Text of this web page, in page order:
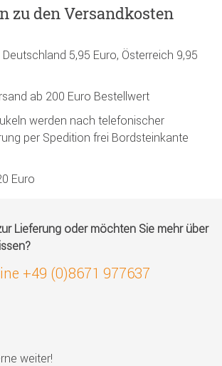
zu den Versandkosten
5,95 Euro, Österreich 9,95
ab 200 Euro Bestellwert
werden nach telefonischer
per Spedition frei Bordsteinkante
Euro
Lieferung oder möchten Sie mehr über
+49 (0)8671 977637
weiter!